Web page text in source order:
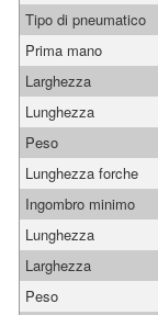
Tipo di pneumatico
Prima mano
Larghezza
Lunghezza
Peso
Lunghezza forche
Ingombro minimo
Lunghezza
Larghezza
Peso